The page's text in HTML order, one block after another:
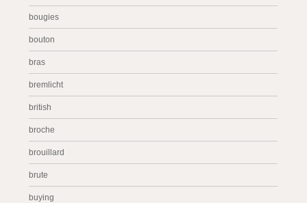
bougies
bouton
bras
bremlicht
british
broche
brouillard
brute
buying